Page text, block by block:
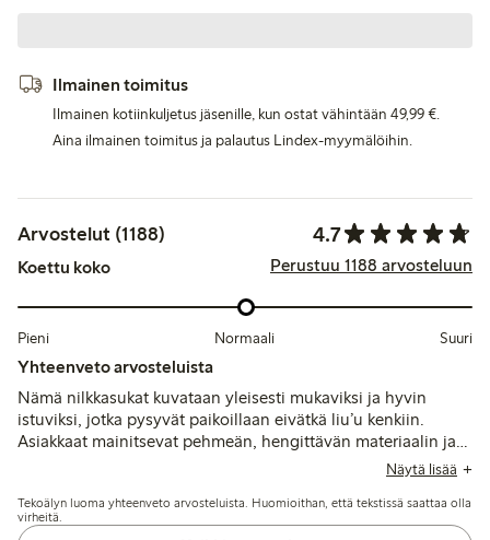
Ilmainen toimitus
Ilmainen kotiinkuljetus jäsenille, kun ostat vähintään 49,99 €.
Aina ilmainen toimitus ja palautus Lindex-myymälöihin.
Arvostelut (1188) 4.7
Koettu koko Perustuu 1188 arvosteluun
Pieni Normaali Suuri
Yhteenveto arvosteluista
Nämä nilkkasukat kuvataan yleisesti mukaviksi ja hyvin
istuviksi, jotka pysyvät paikoillaan eivätkä liu’u kenkiin.
Asiakkaat mainitsevat pehmeän, hengittävän materiaalin ja
sopivan nilkkakorkeuden, vaikka jotkut tuovat esiin
muodostumisen erityisesti kantapäiden ja varpaiden
kohdalla.
Näytä lisää
Tekoälyn luoma yhteenveto arvosteluista. Huomioithan, että tekstissä saattaa olla
virheitä.